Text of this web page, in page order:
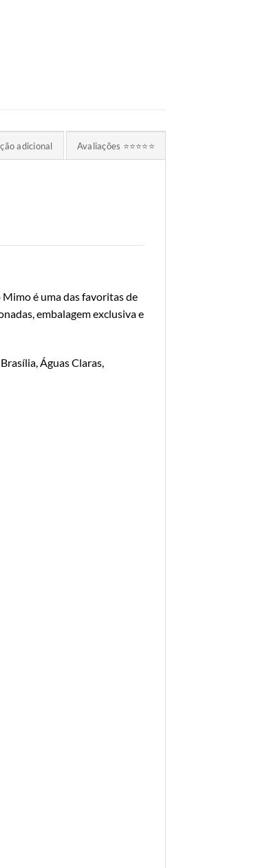
adicional Avaliações ⭐⭐⭐⭐⭐
é uma das favoritas de
embalagem exclusiva e
Águas Claras,